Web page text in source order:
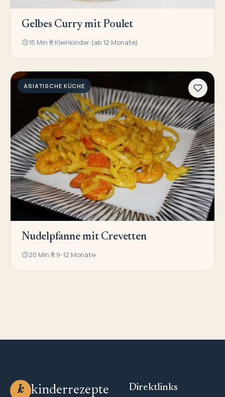
Gelbes Curry mit Poulet
15 Min Kleinkinder (ab 12 Monate)
ASIATISCHE KÜCHE
Nudelpfanne mit Crevetten
20 Min 9-12 Monate
k kinderrezepte Direktlinks